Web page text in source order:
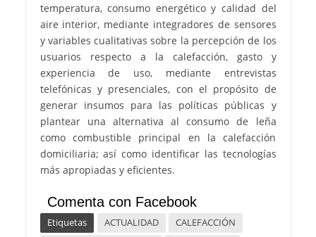
temperatura, consumo energético y calidad del
aire interior, mediante integradores de sensores
y variables cualitativas sobre la percepción de los
usuarios respecto a la calefacción, gasto y
experiencia de uso, mediante entrevistas
telefónicas y presenciales, con el propósito de
generar insumos para las políticas públicas y
plantear una alternativa al consumo de leña
como combustible principal en la calefacción
domiciliaria; así como identificar las tecnologías
más apropiadas y eficientes.
Comenta con Facebook
Etiquetas ACTUALIDAD
CALEFACCIÓN